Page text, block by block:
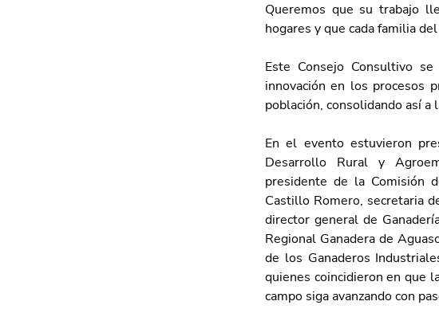
Queremos que su trabajo
hogares y que cada familia
Este Consejo Consultivo
innovación en los procesos
población, consolidando así
En el evento estuvieron
Desarrollo Rural y
presidente de la Comisión
Castillo Romero, secretaria
director general de
Regional Ganadera de
de los Ganaderos
quienes coincidieron en que
campo siga avanzando con